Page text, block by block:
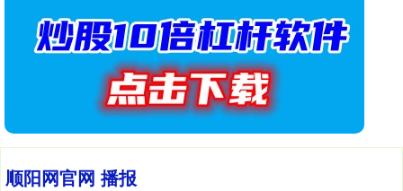
顺阳网官网 播报